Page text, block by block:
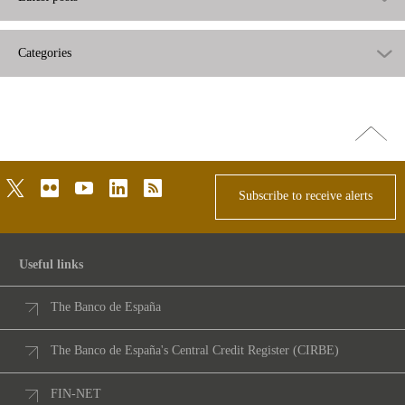
Categories
Go
top
twitterflickr youtubelinkedinrss
Subscribe to receive alerts
Useful links
The Banco de España
The Banco de España's Central Credit Register (CIRBE)
FIN-NET